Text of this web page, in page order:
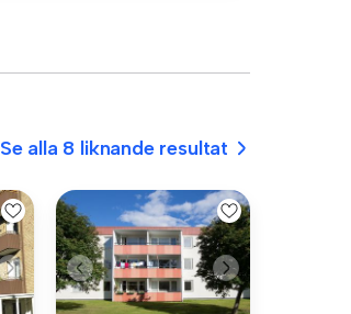
Se alla 8 liknande resultat